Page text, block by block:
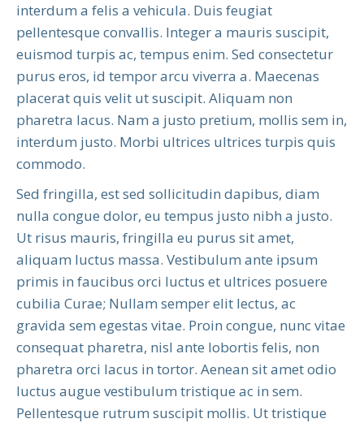
interdum a felis a vehicula. Duis feugiat
pellentesque convallis. Integer a mauris suscipit,
euismod turpis ac, tempus enim. Sed consectetur
purus eros, id tempor arcu viverra a. Maecenas
placerat quis velit ut suscipit. Aliquam non
pharetra lacus. Nam a justo pretium, mollis sem in,
interdum justo. Morbi ultrices ultrices turpis quis
commodo.
Sed fringilla, est sed sollicitudin dapibus, diam
nulla congue dolor, eu tempus justo nibh a justo.
Ut risus mauris, fringilla eu purus sit amet,
aliquam luctus massa. Vestibulum ante ipsum
primis in faucibus orci luctus et ultrices posuere
cubilia Curae; Nullam semper elit lectus, ac
gravida sem egestas vitae. Proin congue, nunc vitae
consequat pharetra, nisl ante lobortis felis, non
pharetra orci lacus in tortor. Aenean sit amet odio
luctus augue vestibulum tristique ac in sem.
Pellentesque rutrum suscipit mollis. Ut tristique